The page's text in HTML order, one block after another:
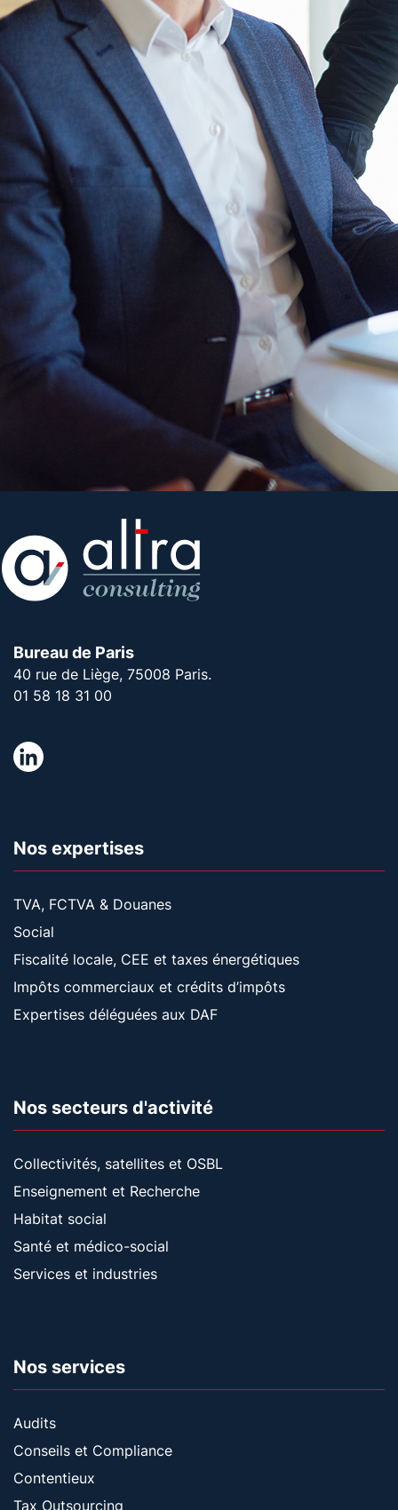
Bureau de Paris
40 rue de Liège, 75008 Paris.
01 58 18 31 00
Nos expertises
TVA, FCTVA & Douanes
Social
Fiscalité locale, CEE et taxes énergétiques
Impôts commerciaux et crédits d’impôts
Expertises déléguées aux DAF
Nos secteurs d'activité
Collectivités, satellites et OSBL
Enseignement et Recherche
Habitat social
Santé et médico-social
Services et industries
Nos services
Audits
Conseils et Compliance
Contentieux
Tax Outsourcing